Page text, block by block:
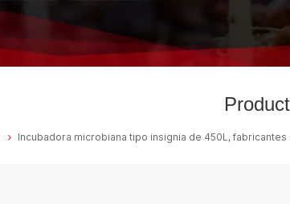
Incubadora microbiana tipo insignia de 450L,